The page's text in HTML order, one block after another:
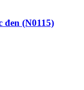
đen (N0115)